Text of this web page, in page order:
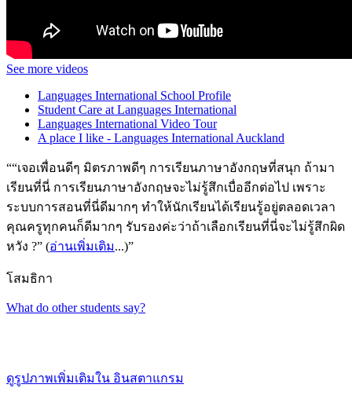
See more videos
Languages International School Profile
Student Care at Languages International
Languages International Video Tour
A place I like - Languages International Auckland
“เจอเพื่อนดีๆ มิตรภาพดีๆ การเรียนภาษาอังกฤษที่สนุก ถ้ามา
เรียนที่นี่ การเรียนภาษาอังกฤษจะไม่รู้สึกเบื่ออีกต่อไป เพราะ
ระบบการสอนที่นี่ดีมากๆ ทำให้นักเรียนได้เรียนรู้อยู่ตลอดเวลา
คุณครูทุกคนก็ดีมากๆ รับรองค่ะว่าถ้าเลือกเรียนที่นี่จะไม่รู้สึกผิด
หวัง ?” (อ่านเพิ่มเติม...)
โสมธิกา
What do other students say?
ดูรูปภาพเพิ่มเติมใน อินสตาแกรม